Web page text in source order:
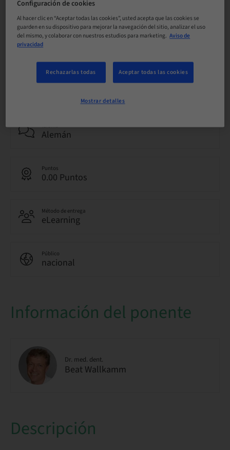
reservable
Fecha límite de registro
31. dic. 2099 (UTC+1)
Precio por participante (se aplican impuestos locales)
Idioma
Alemán
Puntos
0.00 Puntos
Método de entrega
eLearning
Público
nacional
Información del ponente
Dr. med. dent.
Beat Wallkamm
Descripción
Configuración de cookies
Al hacer clic en “Aceptar todas las cookies”, usted acepta que las cookies se
guarden en su dispositivo para mejorar la navegación del sitio, analizar el uso
del mismo, y colaborar con nuestros estudios para marketing. Aviso de
privacidad
Rechazarlas todas Aceptar todas las cookies
Mostrar detalles